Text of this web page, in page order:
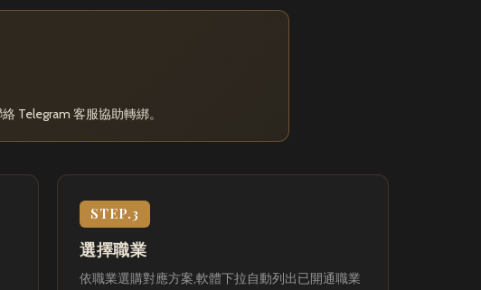
Telegram 客服協助轉綁。
STEP.3
選擇職業
依職業選購對應方案,軟體下拉自動列出已開通職業